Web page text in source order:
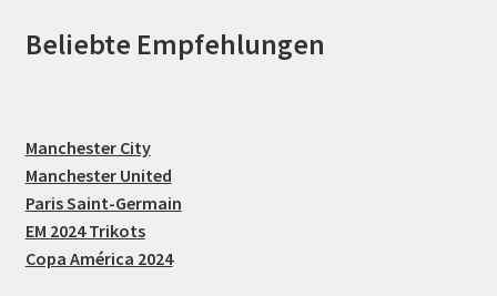
Beliebte Empfehlungen
Manchester City
Manchester United
Paris Saint-Germain
EM 2024 Trikots
Copa América 2024